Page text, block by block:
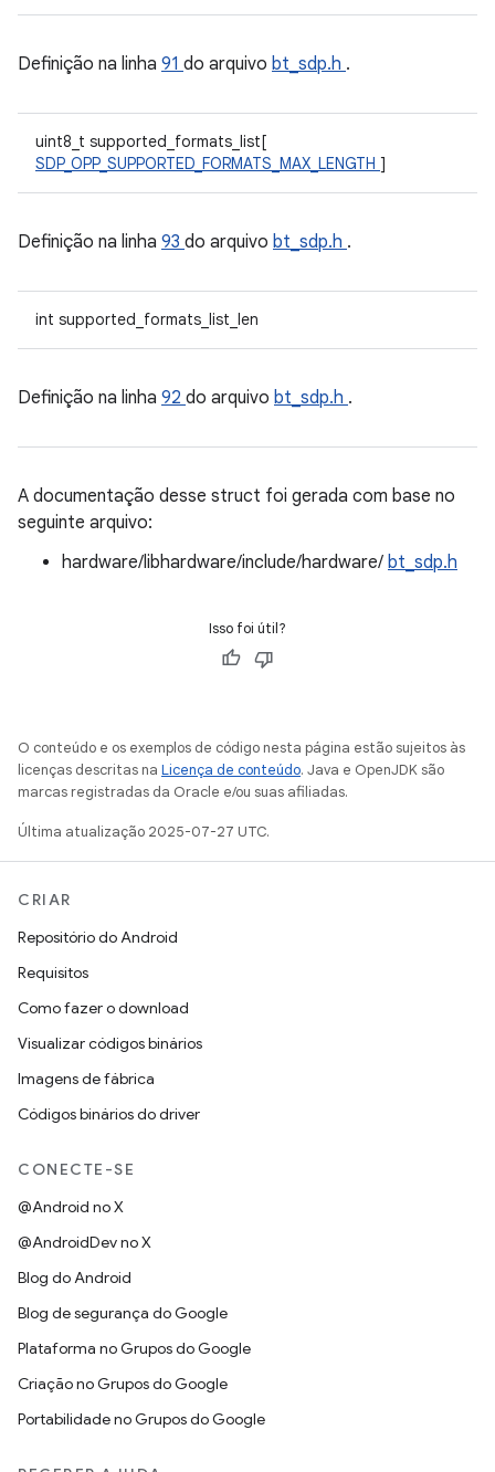
Definição na linha 91 do arquivo bt_sdp.h .
uint8_t supported_formats_list[
SDP_OPP_SUPPORTED_FORMATS_MAX_LENGTH ]
Definição na linha 93 do arquivo bt_sdp.h .
int supported_formats_list_len
Definição na linha 92 do arquivo bt_sdp.h .
A documentação desse struct foi gerada com base no
seguinte arquivo:
hardware/libhardware/include/hardware/ bt_sdp.h
Isso foi útil?
O conteúdo e os exemplos de código nesta página estão sujeitos às
licenças descritas na Licença de conteúdo. Java e OpenJDK são
marcas registradas da Oracle e/ou suas afiliadas.
Última atualização 2025-07-27 UTC.
CRIAR
Repositório do Android
Requisitos
Como fazer o download
Visualizar códigos binários
Imagens de fábrica
Códigos binários do driver
CONECTE-SE
@Android no X
@AndroidDev no X
Blog do Android
Blog de segurança do Google
Plataforma no Grupos do Google
Criação no Grupos do Google
Portabilidade no Grupos do Google